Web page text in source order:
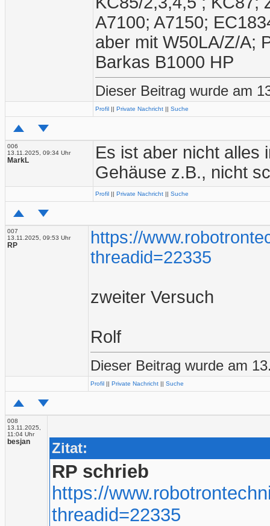
A7100; A7150;
aber mit W50LA/Z/A;
Barkas B1000 HP
Dieser Beitrag wurde am
Profil || Private Nachricht || Suche
006
13.11.2025, 09:34 Uhr
MarkL
Es ist aber nicht alles
Gehäuse z.B., nicht
Profil || Private Nachricht || Suche
007
13.11.2025, 09:53 Uhr
RP
https://
threadid=22335
zweiter Versuch
Rolf
Dieser Beitrag wurde am
Profil || Private Nachricht || Suche
008
13.11.2025,
11:04 Uhr
besjan Zitat:
RP schrieb
https://
threadid=22335